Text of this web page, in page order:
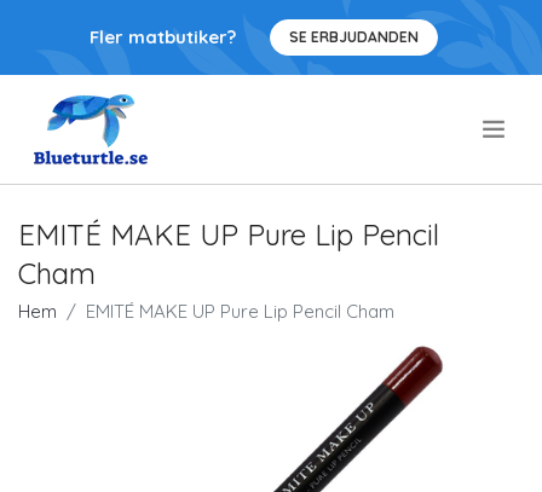
Fler matbutiker? SE ERBJUDANDEN
EMITÉ MAKE UP Pure Lip Pencil
Cham
Hem EMITÉ MAKE UP Pure Lip Pencil Cham